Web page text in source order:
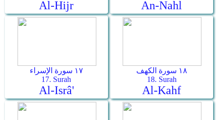
Al-Hijr An-Nahl
١٧ سورة الإسراء
17. Surah
Al-Isrâ'
١٨ سورة الكهف
18. Surah
Al-Kahf